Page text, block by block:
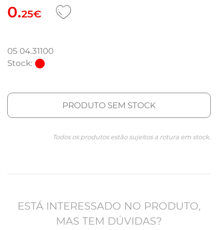
0.25€
05 04.31100
Stock:
PRODUTO SEM STOCK
Todos os produtos estão sujeitos a rotura em stock.
ESTÁ INTERESSADO NO PRODUTO,
MAS TEM DÚVIDAS?